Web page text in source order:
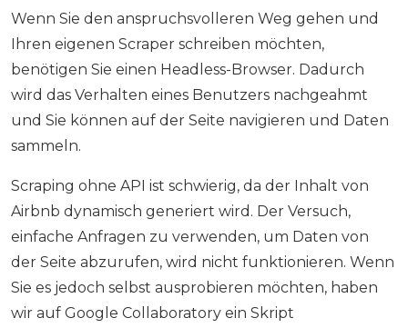
Wenn Sie den anspruchsvolleren Weg gehen und
Ihren eigenen Scraper schreiben möchten,
benötigen Sie einen Headless-Browser. Dadurch
wird das Verhalten eines Benutzers nachgeahmt
und Sie können auf der Seite navigieren und Daten
sammeln.
Scraping ohne API ist schwierig, da der Inhalt von
Airbnb dynamisch generiert wird. Der Versuch,
einfache Anfragen zu verwenden, um Daten von
der Seite abzurufen, wird nicht funktionieren. Wenn
Sie es jedoch selbst ausprobieren möchten, haben
wir auf Google Collaboratory ein Skript